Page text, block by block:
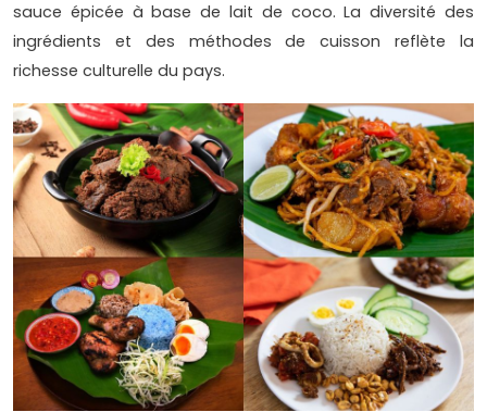
sauce épicée à base de lait de coco. La diversité des
ingrédients et des méthodes de cuisson reflète la
richesse culturelle du pays.